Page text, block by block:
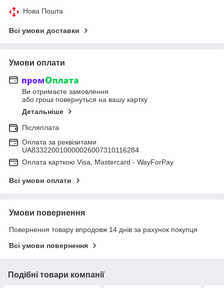
Нова Пошта
Всі умови доставки
Умови оплати
Ви отримаєте замовлення
або гроші повернуться на вашу картку
Детальніше
Післяплата
Оплата за реквізитами
UA833220010000026007310116284
Оплата карткою Visa, Mastercard - WayForPay
Всі умови оплати
Умови повернення
Повернення товару впродовж 14 днів за рахунок покупця
Всі умови повернення
Подібні товари компанії